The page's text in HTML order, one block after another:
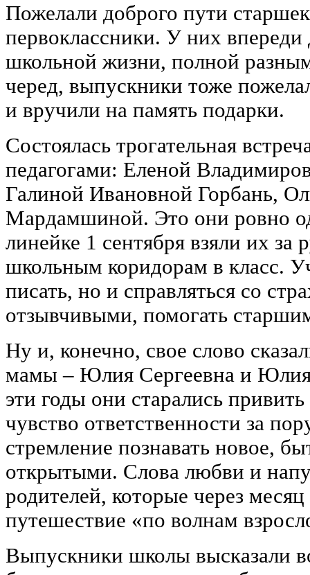
Пожелали доброго пути
первоклассники. У них впереди
школьной жизни, полной
черед, выпускники тоже
и вручили на память подарки.
Состоялась трогательная
педагогами: Еленой
Галиной Ивановной Горбань,
Мардамшиной. Это они ровно
линейке 1 сентября взяли их за
школьным коридорам в класс.
писать, но и справляться со
отзывчивыми, помогать
Ну и, конечно, свое слово
мамы – Юлия Сергеевна и Юлия
эти годы они старались
чувство ответственности за
стремление познавать новое,
открытыми. Слова любви и
родителей, которые через
путешествие «по волнам
Выпускники школы высказали